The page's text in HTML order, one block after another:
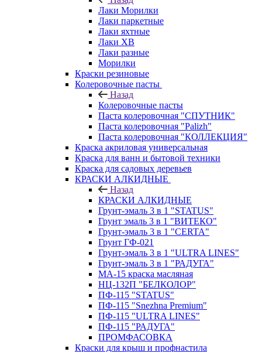
Лаки Морилки
Лаки паркетные
Лаки яхтные
Лаки ХВ
Лаки разные
Морилки
Краски резиновые
Колеровочные пасты
Назад
Колеровочные пасты
Паста колеровочная "СПУТНИК"
Паста колеровочная "Palizh"
Паста колеровочная "КОЛЛЕКЦИЯ"
Краска акриловая универсальная
Краска для ванн и бытовой техники
Краска для садовых деревьев
КРАСКИ АЛКИДНЫЕ
Назад
КРАСКИ АЛКИДНЫЕ
Грунт-эмаль 3 в 1 "STATUS"
Грунт эмаль 3 в 1 "ВИТЕКО"
Грунт-эмаль 3 в 1 "CERTA"
Грунт ГФ-021
Грунт-эмаль 3 в 1 "ULTRA LINES"
Грунт-эмаль 3 в 1 "РАДУГА"
МА-15 краска масляная
НЦ-132П "БЕЛКОЛОР"
ПФ-115 "STATUS"
ПФ-115 "Snezhna Premium"
ПФ-115 "ULTRA LINES"
ПФ-115 "РАДУГА"
ПРОМФАСОВКА
Краски для крыш и профнастила